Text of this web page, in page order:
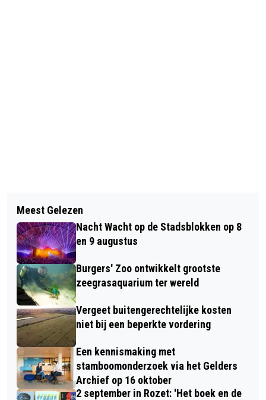
SLOTENMAKER ARNHEM: JOUW
EXPERT VOOR VEILIGHEID EN
TOEGANG
ARNHEMSE BEREN TROUWE KLANTEN
GROENTEBOER EN ANDERE FEITEN
Meest Gelezen
Nacht Wacht op de Stadsblokken op 8
en 9 augustus
Burgers' Zoo ontwikkelt grootste
zeegrasaquarium ter wereld
Vergeet buitengerechtelijke kosten
niet bij een beperkte vordering
Een kennismaking met
stamboomonderzoek via het Gelders
Archief op 16 oktober
2 september in Rozet: 'Het boek en de